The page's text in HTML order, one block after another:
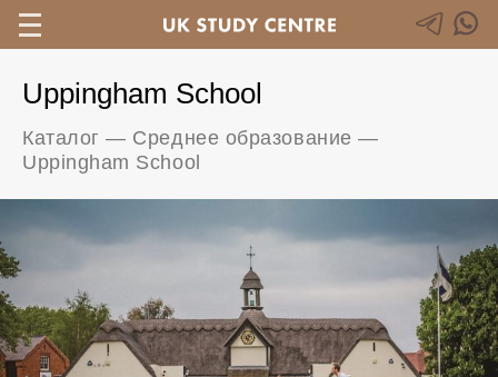
Uppingham School
Каталог — Среднее образование —
Uppingham School